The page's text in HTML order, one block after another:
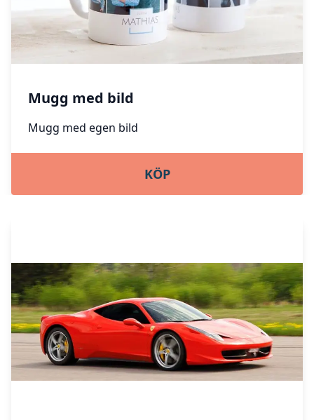
Mugg med bild
Mugg med egen bild
KÖP